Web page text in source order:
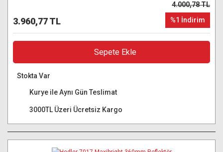
3.960,77 TL
4.000,78 TL
%1 İndirim
Sepete Ekle
Stokta Var
Kurye ile Aynı Gün Teslimat
3000TL Üzeri Ücretsiz Kargo